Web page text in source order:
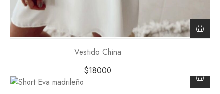
Vestido China
$18000